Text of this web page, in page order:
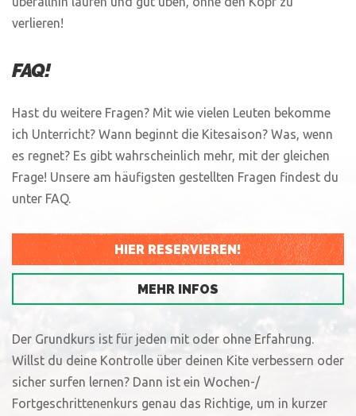
verlieren!
FAQ!
Hast du weitere Fragen? Mit wie vielen Leuten bekomme
ich Unterricht? Wann beginnt die Kitesaison? Was, wenn
es regnet? Es gibt wahrscheinlich mehr, mit der gleichen
Frage! Unsere am häufigsten gestellten Fragen findest du
unter FAQ.
HIER RESERVIEREN!
MEHR INFOS
Der Grundkurs ist für jeden mit oder ohne Erfahrung.
Willst du deine Kontrolle über deinen Kite verbessern oder
sicher surfen lernen? Dann ist ein Wochen-/
Fortgeschrittenenkurs genau das Richtige, um in kurzer